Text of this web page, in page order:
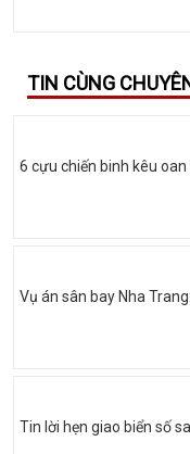
TIN CÙNG
6 cựu chiến binh kêu
Vụ án sân bay Nha
Tin lời hẹn giao biển số